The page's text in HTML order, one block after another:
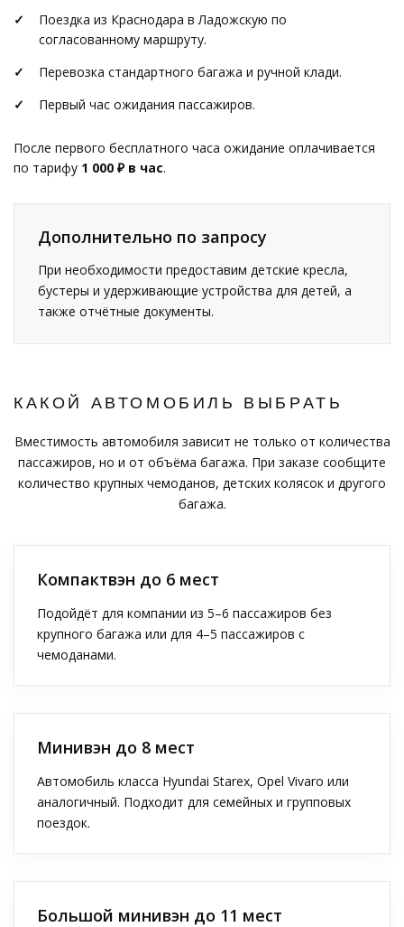
Поездка из Краснодара в Ладожскую по
согласованному маршруту.
Перевозка стандартного багажа и ручной клади.
Первый час ожидания пассажиров.
После первого бесплатного часа ожидание оплачивается
по тарифу 1 000 ₽ в час.
Дополнительно по запросу
При необходимости предоставим детские кресла,
бустеры и удерживающие устройства для детей, а
также отчётные документы.
КАКОЙ АВТОМОБИЛЬ ВЫБРАТЬ
Вместимость автомобиля зависит не только от количества
пассажиров, но и от объёма багажа. При заказе сообщите
количество крупных чемоданов, детских колясок и другого
багажа.
Компактвэн до 6 мест
Подойдёт для компании из 5–6 пассажиров без
крупного багажа или для 4–5 пассажиров с
чемоданами.
Минивэн до 8 мест
Автомобиль класса Hyundai Starex, Opel Vivaro или
аналогичный. Подходит для семейных и групповых
поездок.
Большой минивэн до 11 мест